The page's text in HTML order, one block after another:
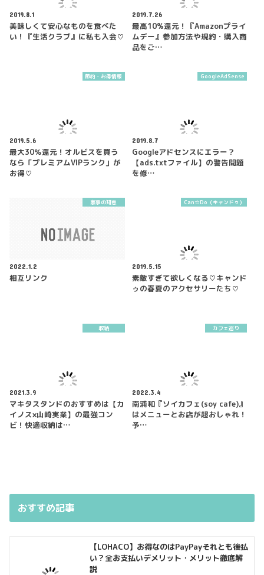
2019.8.1
美味しくて安心なものを食べた
い！『生活クラブ』に私も入会♡
2019.7.26
最高10%還元！『Amazonプライ
ムデー』参加方法や規約・購入商
品をご…
節約・お得情報
2019.5.6
最大30％還元！オルビスを買う
なら「プレミアムVIPランク」が
お得♡
GoogleAdSense
2019.8.7
Googleアドセンスにエラー？
【ads.txtファイル】の警告問題
を修…
家事の知恵
2022.1.2
相互リンク
Can☆Do（キャンドゥ）
2019.5.15
素敵すぎて欲しくなる♡キャンド
ゥの春夏のアクセサリーたち♡
収納
2021.3.9
マキタスタンドのおすすめは【カ
イノス×山崎実業】の最強コン
ビ！快適収納は…
カフェ巡り
2022.3.4
南浦和『ソイカフェ(soy cafe)』
はメニューとお店が超おしゃれ！
予…
おすすめ記事
【LOHACO】お得なのはPayPayそれとも後払
い？全お支払いデメリット・メリット徹底解
説